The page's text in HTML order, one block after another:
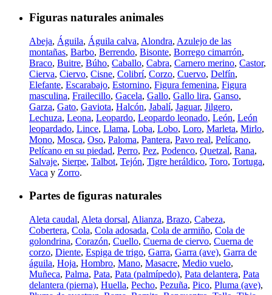
Figuras naturales animales
Abeja, Águila, Águila calva, Alondra, Azulejo de las
montañas, Barbo, Berrendo, Bisonte, Borrego cimarrón,
Braco, Buitre, Búho, Caballo, Cabra, Carnero merino, Castor,
Cierva, Ciervo, Cisne, Colibrí, Corzo, Cuervo, Delfín,
Elefante, Escarabajo, Estornino, Figura femenina, Figura
masculina, Frailecillo, Gacela, Gallo, Gallo lira, Ganso,
Garza, Gato, Gaviota, Halcón, Jabalí, Jaguar, Jilgero,
Lechuza, Leona, Leopardo, Leopardo leonado, León, León
leopardado, Lince, Llama, Loba, Lobo, Loro, Marleta, Mirlo,
Mono, Mosca, Oso, Paloma, Pantera, Pavo real, Pelícano,
Pelícano en su piedad, Perro, Pez, Podenco, Quetzal, Rana,
Salvaje, Sierpe, Talbot, Tejón, Tigre heráldico, Toro, Tortuga,
Vaca y Zorro.
Partes de figuras naturales
Aleta caudal, Aleta dorsal, Alianza, Brazo, Cabeza,
Cobertera, Cola, Cola adosada, Cola de armiño, Cola de
golondrina, Corazón, Cuello, Cuerna de ciervo, Cuerna de
corzo, Diente, Espiga de trigo, Garra, Garra (ave), Garra de
águila, Hoja, Hombro, Mano, Masacre, Medio vuelo,
Muñeca, Palma, Pata, Pata (palmípedo), Pata delantera, Pata
delantera (pierna), Huella, Pecho, Pezuña, Pico, Pluma (ave),